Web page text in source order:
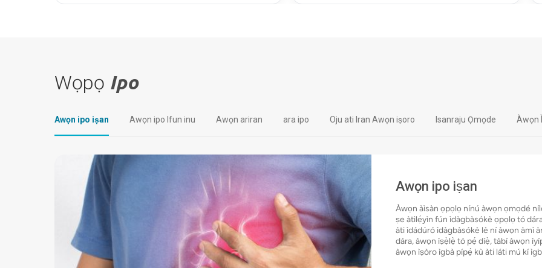
Wọpọ Ipo
Awọn ipo iṣan Awọn ipo Ifun inu Awọn ariran ara ipo Oju ati Iran Awọn iṣoro Isanraju Ọmọde Àwọn
Awọn ipo iṣan
Àwọn àìsàn ọpọlọ nínú àwọn ọmọdé
ṣe àtìlẹ́yìn fún ìdàgbàsókè ọpọlọ tó
àti ìdádúró ìdàgbàsókè lè ní àwọn àmì
dára, àwọn ìṣẹ̀lẹ̀ tó pẹ́ díẹ̀, tàbí àwọn
àwọn ìṣòro ìgbà pípẹ́ kù àti láti mú kí